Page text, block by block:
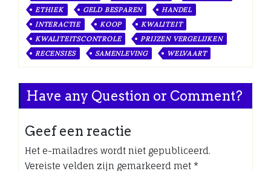
ETHIEK
GELD BESPAREN
HANDEL
INTERACTIE
KOOP
KWALITEIT
KWALITEITSCONTROLE
PRIJZEN VERGELIJKEN
RECENSIES
SAMENLEVING WELVAART
Have any Question or Comment?
Geef een reactie
Het e-mailadres wordt niet gepubliceerd.
Vereiste velden zijn gemarkeerd met *